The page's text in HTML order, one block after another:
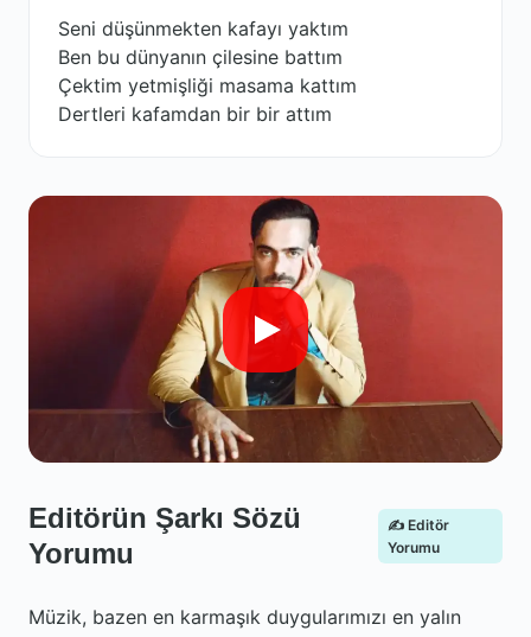
Seni düşünmekten kafayı yaktım
Ben bu dünyanın çilesine battım
Çektim yetmişliği masama kattım
Dertleri kafamdan bir bir attım
Editörün Şarkı Sözü
Yorumu
✍️ Editör
Yorumu
Müzik, bazen en karmaşık duygularımızı en yalın